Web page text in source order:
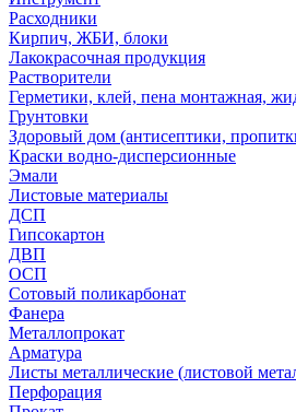
Расходники
Кирпич, ЖБИ, блоки
Лакокрасочная продукция
Растворители
Герметики, клей, пена монтажная,
Грунтовки
Здоровый дом (антисептики,
Краски водно-дисперсионные
Эмали
Листовые материалы
ДСП
Гипсокартон
ДВП
ОСП
Сотовый поликарбонат
Фанера
Металлопрокат
Арматура
Листы металлические (листовой
Перфорация